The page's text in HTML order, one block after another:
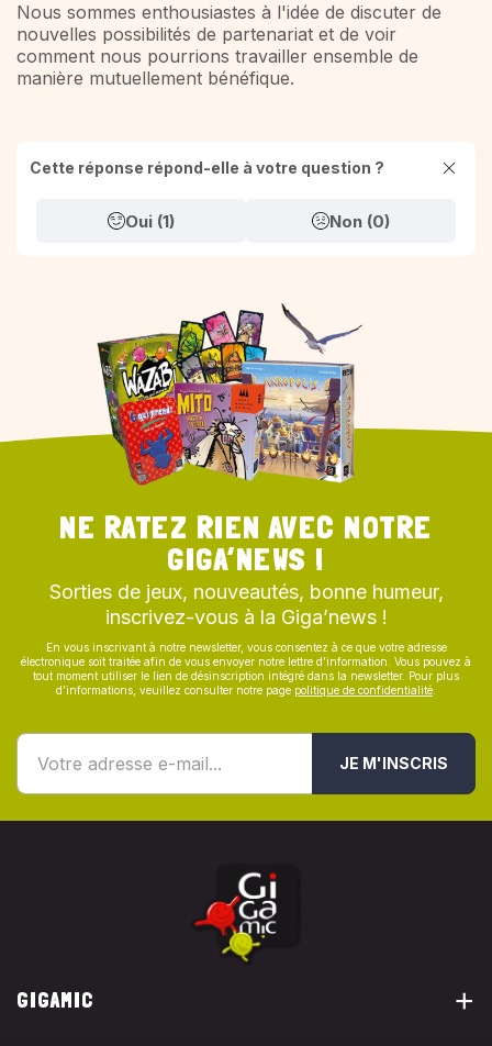
Nous sommes enthousiastes à l'idée de discuter de
nouvelles possibilités de partenariat et de voir
comment nous pourrions travailler ensemble de
manière mutuellement bénéfique.
Cette réponse répond-elle à votre question ?
Oui (1) Non (0)
NE RATEZ RIEN AVEC NOTRE
GIGA’NEWS !
Sorties de jeux, nouveautés, bonne humeur,
inscrivez-vous à la Giga’news !
En vous inscrivant à notre newsletter, vous consentez à ce que votre adresse
électronique soit traitée afin de vous envoyer notre lettre d’information. Vous pouvez à
tout moment utiliser le lien de désinscription intégré dans la newsletter. Pour plus
d’informations, veuillez consulter notre page politique de confidentialité
JE M'INSCRIS
GIGAMIC